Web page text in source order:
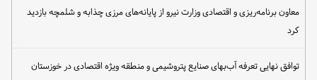
معاون برنامه‌ریزی و اقتصادی وزارت نیرو از پایانه‌های مرزی چذابه و شلمچه بازدید
کرد
توافق نهایی تعرفه آب‌بهای صنایع پتروشیمی و منطقه ویژه اقتصادی در خوزستان